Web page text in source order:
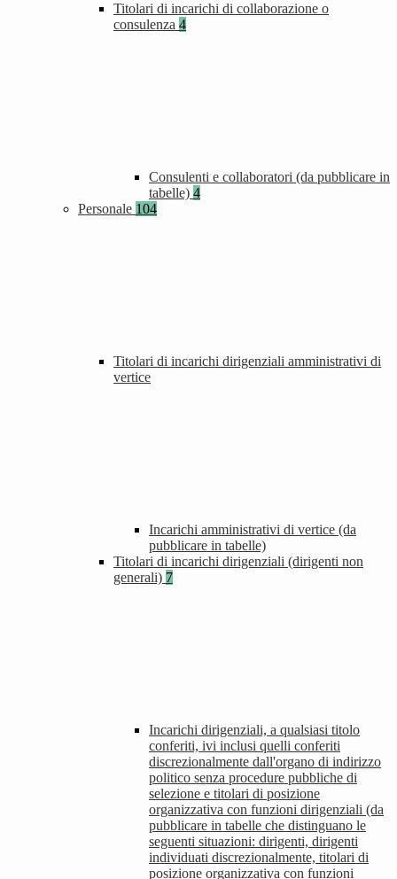
Titolari di incarichi di collaborazione o
consulenza 4
Consulenti e collaboratori (da pubblicare in
tabelle) 4
Personale 104
Titolari di incarichi dirigenziali amministrativi di
vertice
Incarichi amministrativi di vertice (da
pubblicare in tabelle)
Titolari di incarichi dirigenziali (dirigenti non
generali) 7
Incarichi dirigenziali, a qualsiasi titolo
conferiti, ivi inclusi quelli conferiti
discrezionalmente dall'organo di indirizzo
politico senza procedure pubbliche di
selezione e titolari di posizione
organizzativa con funzioni dirigenziali (da
pubblicare in tabelle che distinguano le
seguenti situazioni: dirigenti, dirigenti
individuati discrezionalmente, titolari di
posizione organizzativa con funzioni